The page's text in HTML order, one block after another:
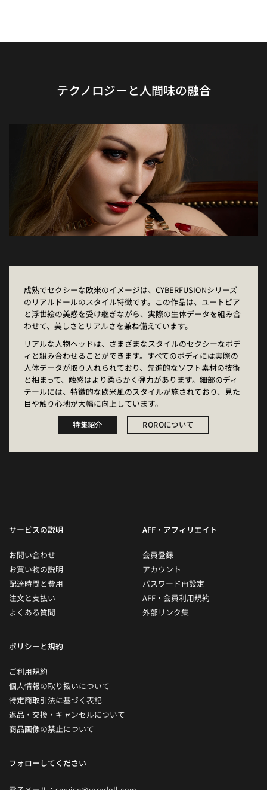
テクノロジーと人間味の融合
成熟でセクシーな欧米のイメージは、CYBERFUSIONシリーズ
のリアルドールのスタイル特徴です。この作品は、ユートピア
と浮世絵の美感を受け継ぎながら、実際の生体データを組み合
わせて、美しさとリアルさを兼ね備えています。
リアルな人物ヘッドは、さまざまなスタイルのセクシーなボデ
ィと組み合わせることができます。すべてのボディには実際の
人体データが取り入れられており、先進的なソフト素材の技術
と相まって、触感はより柔らかく弾力があります。細部のディ
テールには、特徴的な欧米風のスタイルが施されており、見た
目や触り心地が大幅に向上しています。
特集紹介 ROROについて
サービスの説明
お問い合わせ
お買い物の説明
配達時間と費用
注文と支払い
よくある質問
AFF・アフィリエイト
会員登録
アカウント
パスワード再設定
AFF・会員利用規約
外部リンク集
ポリシーと規約
ご利用規約
個人情報の取り扱いについて
特定商取引法に基づく表記
返品・交換・キャンセルについて
商品画像の禁止について
フォローしてください